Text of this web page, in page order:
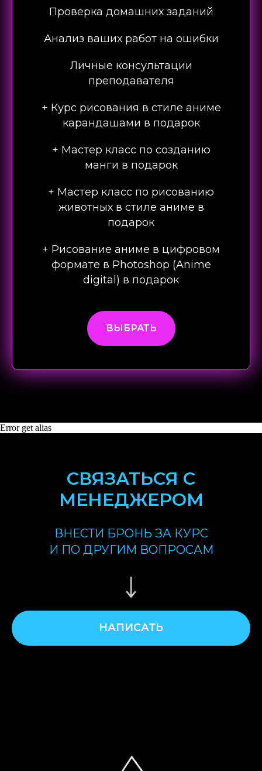
Проверка домашних заданий
Анализ ваших работ на ошибки
Личные консультации
преподавателя
+ Курс рисования в стиле аниме
карандашами в подарок
+ Мастер класс по созданию
манги в подарок
+ Мастер класс по рисованию
животных в стиле аниме в
подарок
+ Рисование аниме в цифровом
формате в Photoshop (Anime
digital) в подарок
ВЫБРАТЬ
Error get alias
СВЯЗАТЬСЯ С
МЕНЕДЖЕРОМ
ВНЕСТИ БРОНЬ ЗА КУРС
И ПО ДРУГИМ ВОПРОСАМ
НАПИСАТЬ